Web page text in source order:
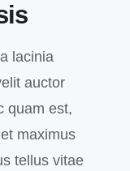
lacinia
auctor
quam est,
maximus
tellus vitae